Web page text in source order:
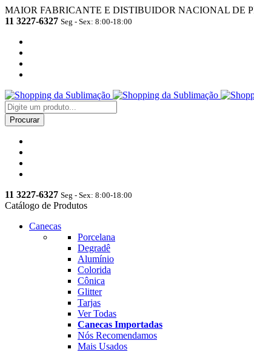
MAIOR FABRICANTE E DISTIBUIDOR NACIONAL DE
11 3227-6327 Seg - Sex: 8:00-18:00
11 3227-6327 Seg - Sex: 8:00-18:00
Catálogo de Produtos
Canecas
Porcelana
Degradê
Alumínio
Colorida
Cônica
Glitter
Tarjas
Ver Todas
Canecas Importadas
Nós Recomendamos
Mais Usados